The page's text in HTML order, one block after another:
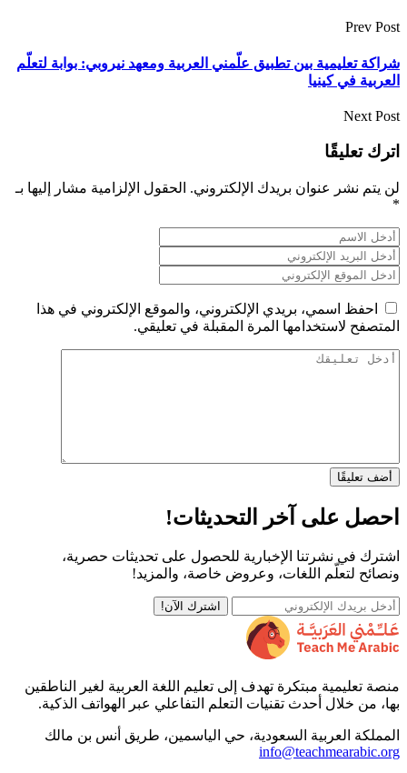
Prev Post
شراكة تعليمية بين تطبيق علّمني العربية ومعهد نيروبي: بوابة لتعلّم
العربية في كينيا
Next Post
اترك تعليقًا
لن يتم نشر عنوان بريدك الإلكتروني. الحقول الإلزامية مشار إليها بـ
*
احفظ اسمي، بريدي الإلكتروني، والموقع الإلكتروني في هذا
المتصفح لاستخدامها المرة المقبلة في تعليقي.
أضف تعليقًا
احصل على آخر التحديثات!
اشترك في نشرتنا الإخبارية للحصول على تحديثات حصرية،
ونصائح لتعلّم اللغات، وعروض خاصة، والمزيد!
اشترك الآن!
منصة تعليمية مبتكرة تهدف إلى تعليم اللغة العربية لغير الناطقين
بها، من خلال أحدث تقنيات التعلم التفاعلي عبر الهواتف الذكية.
المملكة العربية السعودية، حي الياسمين، طريق أنس بن مالك
info@teachmearabic.org